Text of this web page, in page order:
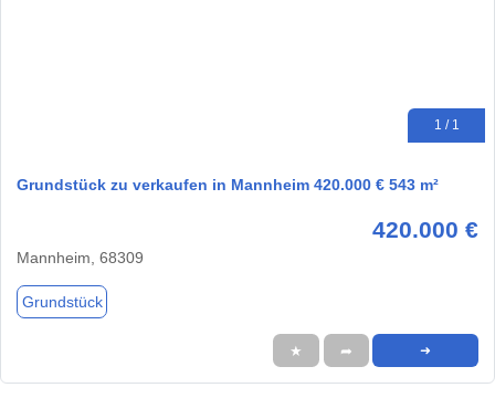
1 / 1
Grundstück zu verkaufen in Mannheim 420.000 € 543 m²
420.000 €
Mannheim, 68309
Grundstück
★ ➦ ➜